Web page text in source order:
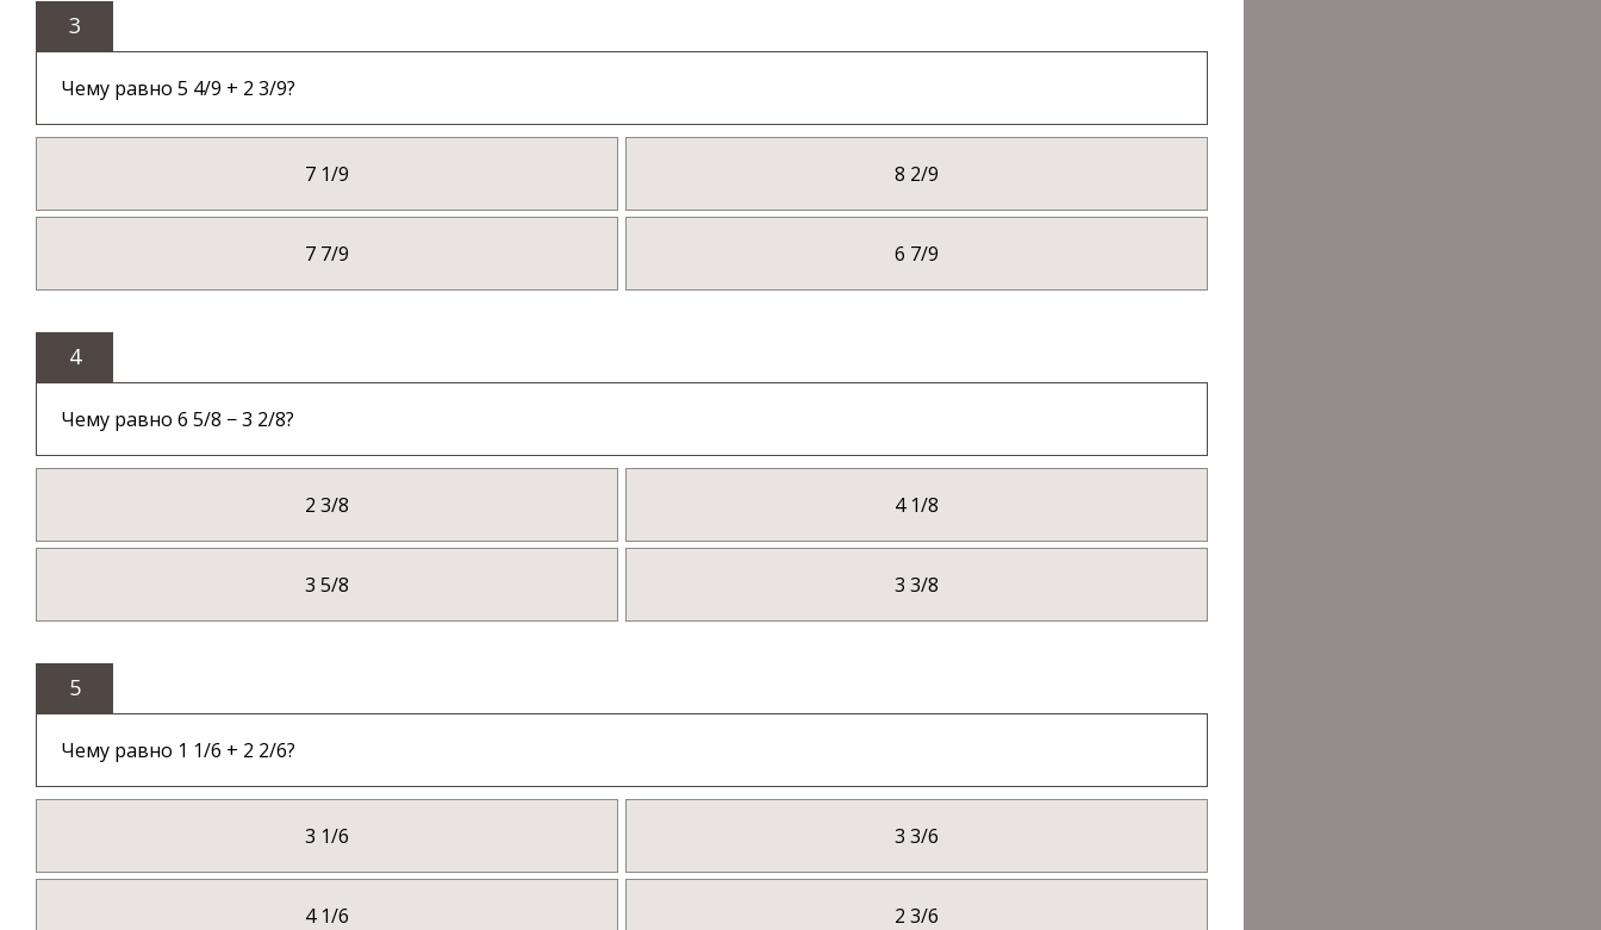
3
Чему равно 5 4/9 + 2 3/9?
7 1/9 8 2/9
7 7/9 6 7/9
4
Чему равно 6 5/8 − 3 2/8?
2 3/8 4 1/8
3 5/8 3 3/8
5
Чему равно 1 1/6 + 2 2/6?
3 1/6 3 3/6
4 1/6 2 3/6